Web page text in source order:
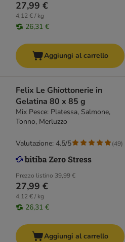
27,99 €
4,12 € / kg
26,31 €
Aggiungi al carrello
Felix Le Ghiottonerie in
Gelatina 80 x 85 g
Mix Pesce: Platessa, Salmone,
Tonno, Merluzzo
Prezzo listino 39,99 €
27,99 €
4,12 € / kg
26,31 €
Valutazione: 4.5/5 (49)
Aggiungi al carrello